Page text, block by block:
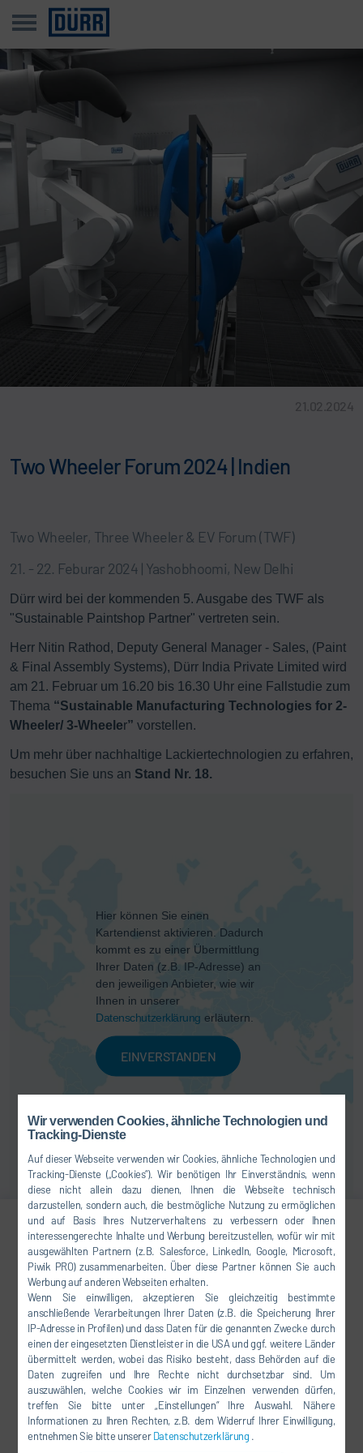
Wir verwenden Cookies, ähnliche Technologien und
Tracking-Dienste
Auf dieser Webseite verwenden wir Cookies, ähnliche Technologien und
Tracking-Dienste („Cookies“). Wir benötigen Ihr Einverständnis, wenn
diese nicht allein dazu dienen, Ihnen die Webseite technisch
darzustellen, sondern auch, die bestmögliche Nutzung zu ermöglichen
und auf Basis Ihres Nutzerverhaltens zu verbessern oder Ihnen
interessengerechte Inhalte und Werbung bereitzustellen, wofür wir mit
ausgewählten Partnern (z.B. Salesforce, LinkedIn, Google, Microsoft,
Piwik PRO) zusammenarbeiten. Über diese Partner können Sie auch
Werbung auf anderen Webseiten erhalten.
Wenn Sie einwilligen, akzeptieren Sie gleichzeitig bestimmte
anschließende Verarbeitungen Ihrer Daten (z.B. die Speicherung Ihrer
IP-Adresse in Profilen) und dass Daten für die genannten Zwecke durch
einen der eingesetzten Dienstleister in die USA und ggf. weitere Länder
übermittelt werden, wobei das Risiko besteht, dass Behörden auf die
Daten zugreifen und Ihre Rechte nicht durchsetzbar sind. Um
auszuwählen, welche Cookies wir im Einzelnen verwenden dürfen,
treffen Sie bitte unter „Einstellungen“ Ihre Auswahl. Nähere
Informationen zu Ihren Rechten, z.B. dem Widerruf Ihrer Einwilligung,
entnehmen Sie bitte unsererDatenschutzerklärung .
21.02.2024
Two Wheeler Forum 2024 | Indien
Two Wheeler, Three Wheeler & EV Forum (TWF)
21. - 22. Feburar 2024 | Yashobhoomi, New Delhi
Dürr wird bei der kommenden 5. Ausgabe des TWF als
"Sustainable Paintshop Partner" vertreten sein.
Herr Nitin Rathod, Deputy General Manager - Sales, (Paint
& Final Assembly Systems), Dürr India Private Limited wird
am 21. Februar um 16.20 bis 16.30 Uhr eine Fallstudie zum
Thema “Sustainable Manufacturing Technologies for 2-
Wheeler/ 3-Wheeler” vorstellen.
Um mehr über nachhaltige Lackiertechnologien zu erfahren,
besuchen Sie uns an Stand Nr. 18.
Hier können Sie einen
Kartendienst aktivieren. Dadurch
kommt es zu einer Übermittlung
Ihrer Daten (z.B. IP-Adresse) an
den jeweiligen Anbieter, wie wir
Ihnen in unserer
Datenschutzerklärung erläutern.
EINVERSTANDEN
Kabilan Veeraiyan
Management Systems &
Marketing
+91-8754464694
kabilan@durrindia.com
Dürr India Private Limited, Ground
Floor, Prestige Polygon, 471, Anna
Salai, Nandanam, Chennai -